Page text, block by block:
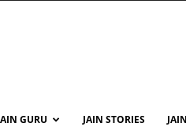
GURU JAIN STORIES